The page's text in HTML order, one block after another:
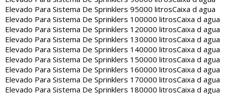
Elevado Para Sistema De Sprinklers 95000 litrosCaixa d agua
Elevado Para Sistema De Sprinklers 100000 litrosCaixa d agua
Elevado Para Sistema De Sprinklers 120000 litrosCaixa d agua
Elevado Para Sistema De Sprinklers 130000 litrosCaixa d agua
Elevado Para Sistema De Sprinklers 140000 litrosCaixa d agua
Elevado Para Sistema De Sprinklers 150000 litrosCaixa d agua
Elevado Para Sistema De Sprinklers 160000 litrosCaixa d agua
Elevado Para Sistema De Sprinklers 170000 litrosCaixa d agua
Elevado Para Sistema De Sprinklers 180000 litrosCaixa d agua